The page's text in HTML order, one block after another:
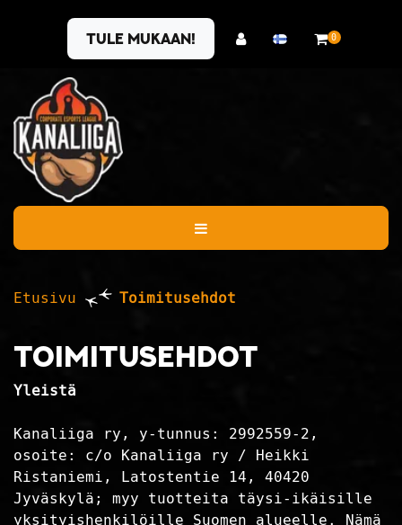
Tule mukaan! 0
Etusivu Toimitusehdot
Toimitusehdot
Yleistä
Kanaliiga ry, y-tunnus: 2992559-2,
osoite: c/o Kanaliiga ry / Heikki
Ristaniemi, Latostentie 14, 40420
Jyväskylä; myy tuotteita täysi-ikäisille
yksityishenkilöille Suomen alueelle. Nämä